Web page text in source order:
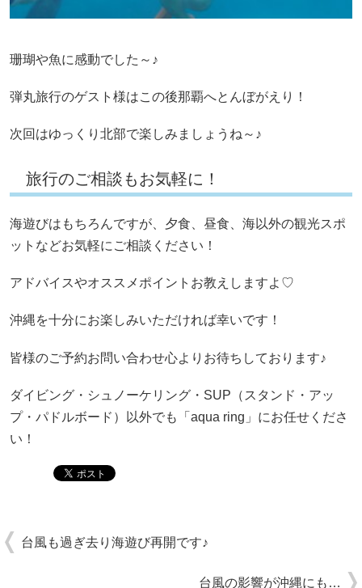
珊瑚や魚に感動でした～♪
弾丸旅行のゲスト様はこの後那覇へとんぼがえり！
次回はゆっくり北部で楽しみましょうね～♪
旅行のご相談もお気軽に！
海遊びはもちろんですが、夕食、昼食、海以外の観光スポ
ットなどお気軽にご相談ください！
アドバイスやオススメポイントお教えしますよ♡
沖縄を十分にお楽しみいただければ幸いです！
皆様のご予約お問い合わせ心よりお待ちしております♪
ダイビング・シュノーケリング・SUP（スタンド・アッ
プ・パドルボード）以外でも「aqua ring」にお任せくださ
い！
台風も過ぎ去り海遊び再開です♪
台風の影響が沖縄にも…